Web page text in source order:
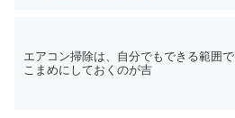
エアコン掃除は、自分でもできる範囲で
こまめにしておくのが吉